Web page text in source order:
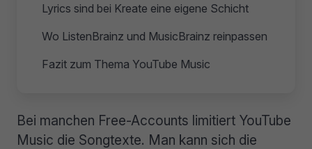
Lyrics sind bei Kreate eine eigene Schicht
Wo ListenBrainz und MusicBrainz reinpassen
Fazit zum Thema YouTube Music
Bei manchen Free-Accounts limitiert YouTube
Music die Songtexte. Man kann sich die